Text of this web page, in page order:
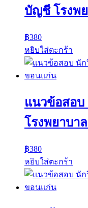
บัญชี โรงพ
฿380
หยิบใส่ตะกร้า
แนวข้อสอ
โรงพยาบา
฿380
หยิบใส่ตะกร้า